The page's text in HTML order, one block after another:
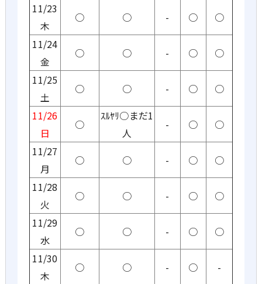
11/23
木
○ ○ - ○
○
11/24
金
○ ○ - ○
○
11/25
土
○ ○ - ○
○
11/26
日
○
ｽﾙﾔﾘ○まだ1
人
- ○
○
11/27
月
○ ○ - ○
○
11/28
火
○ ○ - ○
○
11/29
水
○ ○ - ○
○
11/30
木
○ ○ - ○ -